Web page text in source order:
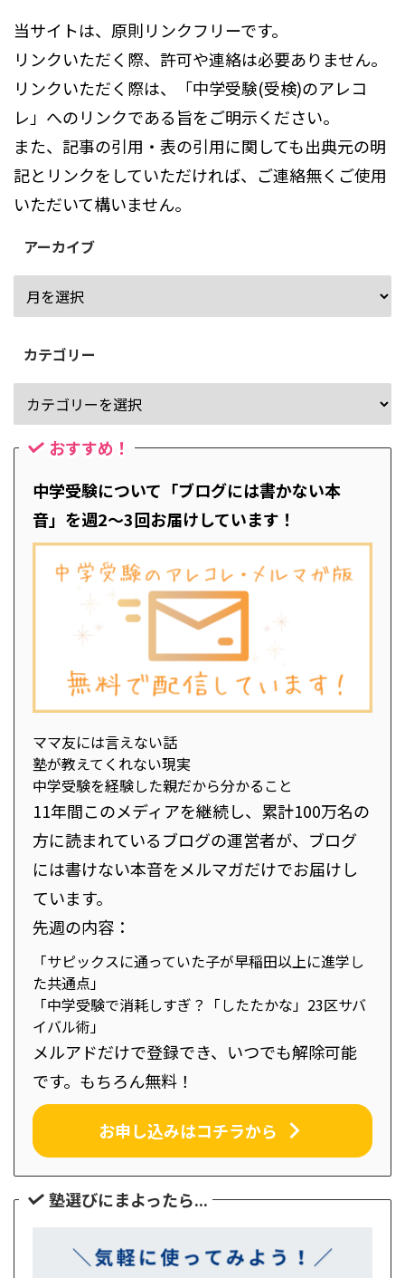
当サイトは、原則リンクフリーです。
リンクいただく際、許可や連絡は必要ありません。
リンクいただく際は、「中学受験(受検)のアレコ
レ」へのリンクである旨をご明示ください。
また、記事の引用・表の引用に関しても出典元の明
記とリンクをしていただければ、ご連絡無くご使用
いただいて構いません。
アーカイブ
カテゴリー
おすすめ！
中学受験について「ブログには書かない本
音」を週2～3回お届けしています！
ママ友には言えない話
塾が教えてくれない現実
中学受験を経験した親だから分かること
11年間このメディアを継続し、累計100万名の
方に読まれているブログの運営者が、ブログ
には書けない本音をメルマガだけでお届けし
ています。
先週の内容：
「サピックスに通っていた子が早稲田以上に進学し
た共通点」
「中学受験で消耗しすぎ？「したたかな」23区サバ
イバル術」
メルアドだけで登録でき、いつでも解除可能
です。もちろん無料！
お申し込みはコチラから
塾選びにまよったら...